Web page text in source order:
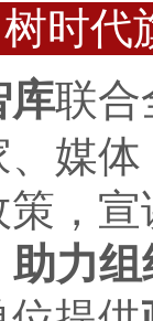
时代
库联合
媒
，
力